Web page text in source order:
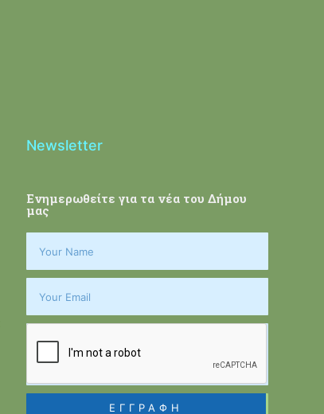
Newsletter
Ενημερωθείτε για τα νέα του Δήμου
μας
ΕΓΓΡΑΦΗ